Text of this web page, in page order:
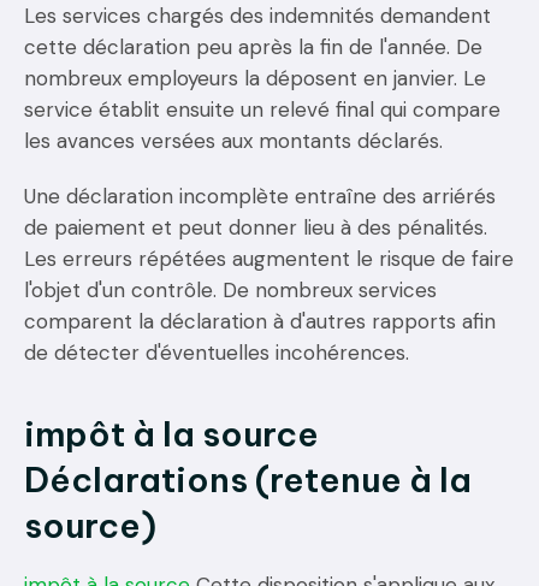
Les services chargés des indemnités demandent
cette déclaration peu après la fin de l'année. De
nombreux employeurs la déposent en janvier. Le
service établit ensuite un relevé final qui compare
les avances versées aux montants déclarés.
Une déclaration incomplète entraîne des arriérés
de paiement et peut donner lieu à des pénalités.
Les erreurs répétées augmentent le risque de faire
l'objet d'un contrôle. De nombreux services
comparent la déclaration à d'autres rapports afin
de détecter d'éventuelles incohérences.
impôt à la source
Déclarations (retenue à la
source)